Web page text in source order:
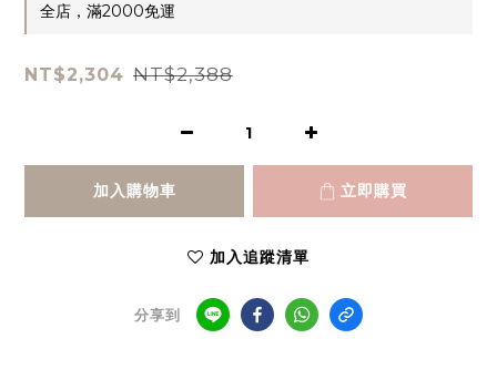
全店，滿2000免運
NT$2,304 NT$2,388
加入購物車 立即購買
加入追蹤清單
分享到